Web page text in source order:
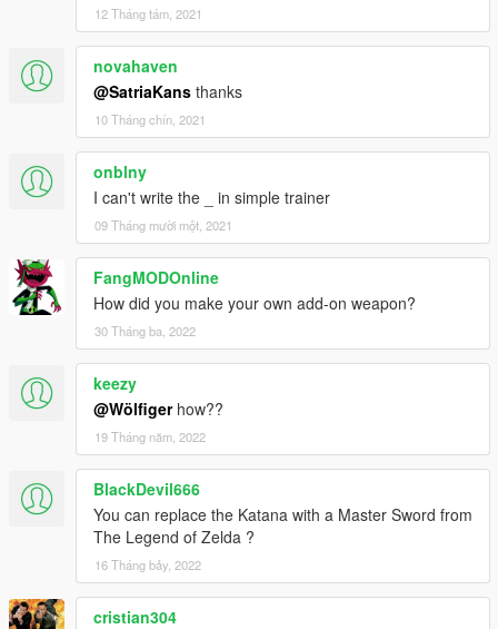
12 Tháng tám, 2021
novahaven
@SatriaKans thanks
10 Tháng chín, 2021
onblny
I can't write the _ in simple trainer
09 Tháng mười một, 2021
FangMODOnline
How did you make your own add-on weapon?
30 Tháng ba, 2022
keezy
@Wölfigerhow??
19 Tháng năm, 2022
BlackDevil666
You can replace the Katana with a Master Sword from
The Legend of Zelda ?
16 Tháng bảy, 2022
cristian304